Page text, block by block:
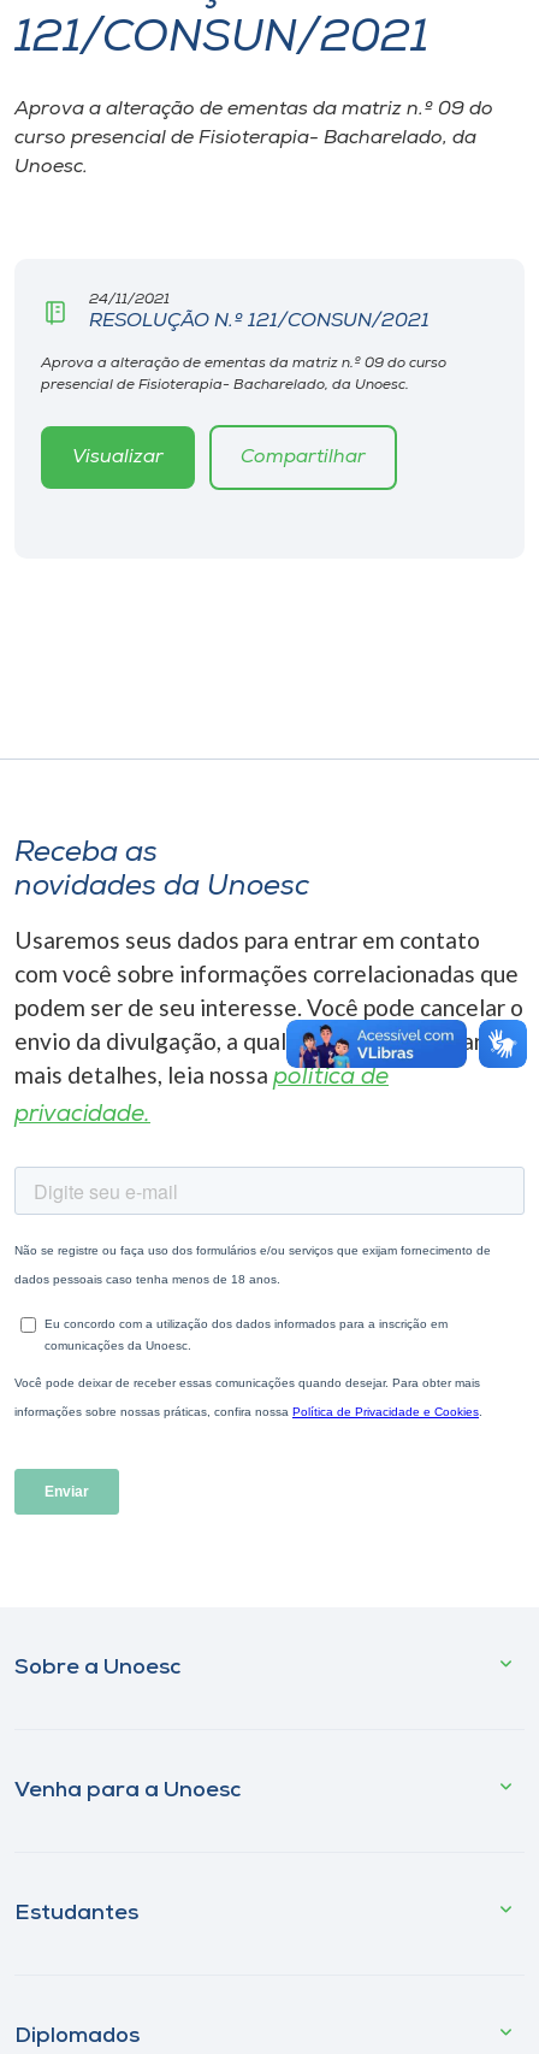
I.nova
Diplomados
Rádio
A+
121/CONSUN/2021
Aprova a alteração de ementas da matriz n.º 09 do
curso presencial de Fisioterapia- Bacharelado, da
Unoesc.
24/11/2021
RESOLUÇÃO N.º 121/CONSUN/2021
Aprova a alteração de ementas da matriz n.º 09 do curso
presencial de Fisioterapia- Bacharelado, da Unoesc.
Visualizar Compartilhar
Receba as
novidades da Unoesc
Usaremos seus dados para entrar em contato
com você sobre informações correlacionadas que
podem ser de seu interesse. Você pode cancelar o
envio da divulgação, a qualquer momento. Para
mais detalhes, leia nossa política de
privacidade.
Sobre a Unoesc
Venha para a Unoesc
Estudantes
Diplomados